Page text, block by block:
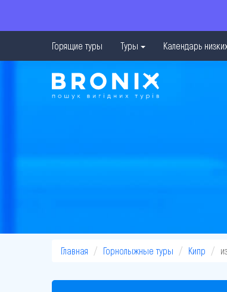
Горящие туры Туры Календарь
Главная Горнолыжные туры Кипр